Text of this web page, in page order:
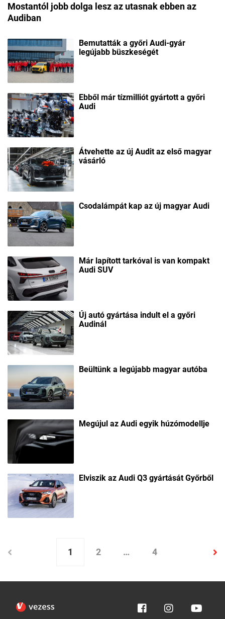
Mostantól jobb dolga lesz az utasnak ebben az
Audiban
Bemutatták a győri Audi-gyár
legújabb büszkeségét
Ebből már tízmilliót gyártott a győri
Audi
Átvehette az új Audit az első magyar
vásárló
Csodalámpát kap az új magyar Audi
Már lapított tarkóval is van kompakt
Audi SUV
Új autó gyártása indult el a győri
Audinál
Beültünk a legújabb magyar autóba
Megújul az Audi egyik húzómodellje
Elviszik az Audi Q3 gyártását Győrből
1 2 … 4